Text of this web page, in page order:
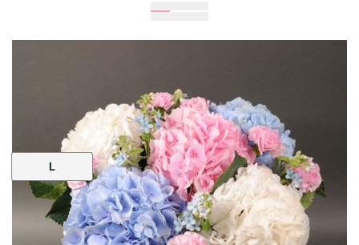
L
7 679 грн